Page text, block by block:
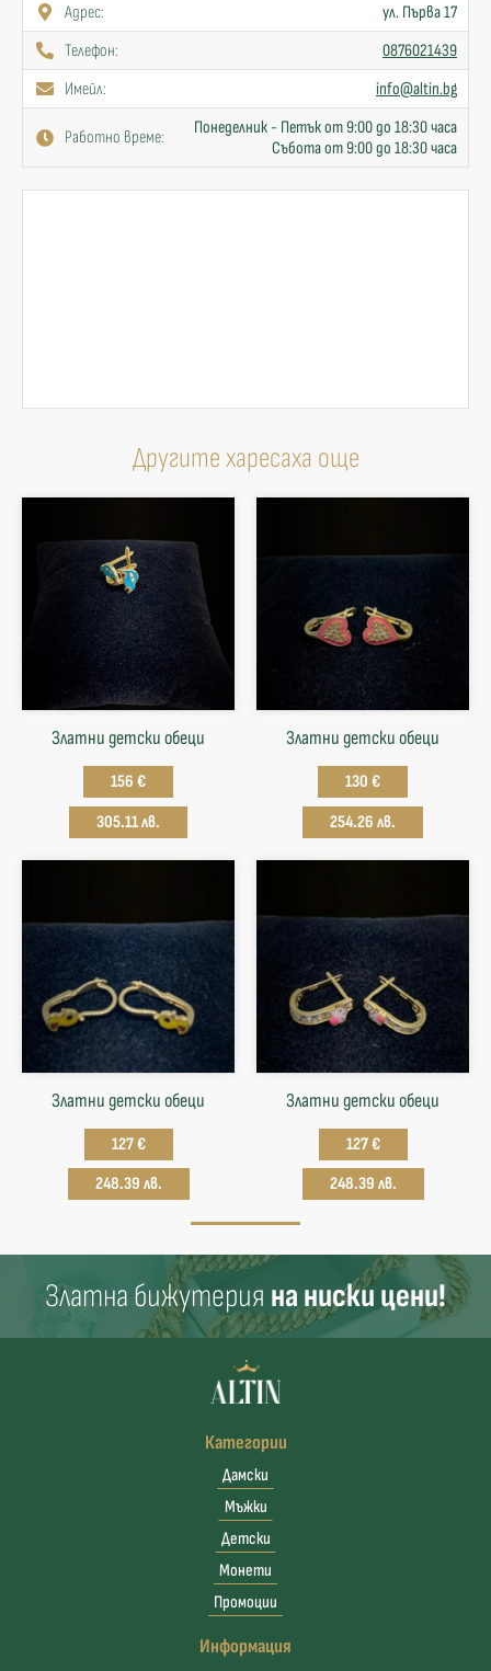
Адрес:
ул. Първа 17
Телефон:
0876021439
Имейл:
info@altin.bg
Работно време:
Понеделник - Петък от 9:00 до 18:30 часа
Събота от 9:00 до 18:30 часа
Другите харесаха още
Златни детски обеци
156 €
305.11 лв.
Златни детски обеци
130 €
254.26 лв.
Златни детски обеци
127 €
248.39 лв.
Златни детски обеци
127 €
248.39 лв.
Златна бижутерия на ниски цени!
Категории
Дамски
Мъжки
Детски
Монети
Промоции
Информация